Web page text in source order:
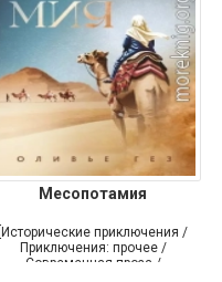
Месопотамия
[Исторические приключения /
Приключения: прочее /
Современная проза /